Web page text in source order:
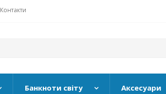
Контакти
Банкноти світу Аксесуари